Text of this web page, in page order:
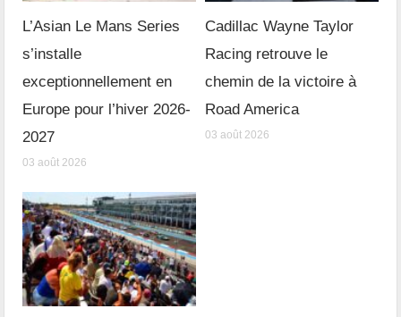
L’Asian Le Mans Series
s’installe
exceptionnellement en
Europe pour l’hiver 2026-
2027
03 août 2026
Cadillac Wayne Taylor
Racing retrouve le
chemin de la victoire à
Road America
03 août 2026